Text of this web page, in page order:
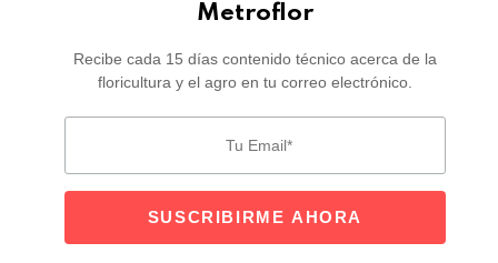
Metroflor
Recibe cada 15 días contenido técnico acerca de la
floricultura y el agro en tu correo electrónico.